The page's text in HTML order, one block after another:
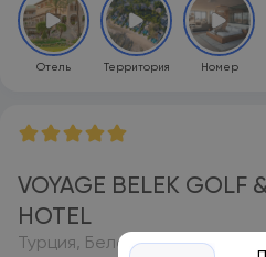
Отель Территория Номер
VOYAGE BELEK GOLF
HOTEL
Турция, Белек